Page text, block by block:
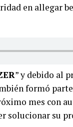
en allegar
” y debido al
formó
mes con
solucionar su